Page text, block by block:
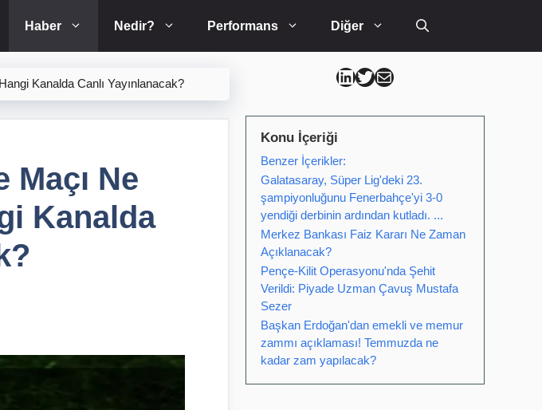
Haber Nedir? Performans Diğer
Kanalda Canlı Yayınlanacak?
Ne
Kanalda
Can Kütahya Linkedin
Can Kütahya Twitter
Can Kütahya Mail
Konu İçeriği
Benzer İçerikler:
Galatasaray, Süper Lig'deki 23.
şampiyonluğunu Fenerbahçe'yi 3-0
yendiği derbinin ardından kutladı. ...
Merkez Bankası Faiz Kararı Ne Zaman
Açıklanacak?
Pençe-Kilit Operasyonu'nda Şehit
Verildi: Piyade Uzman Çavuş Mustafa
Sezer
Başkan Erdoğan'dan emekli ve memur
zammı açıklaması! Temmuzda ne
kadar zam yapılacak?